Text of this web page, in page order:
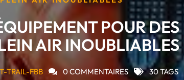
POUR DES
AIR INOUBLIABLES
TRAIL-FBB 0 COMMENTAIRES 30 TAGS